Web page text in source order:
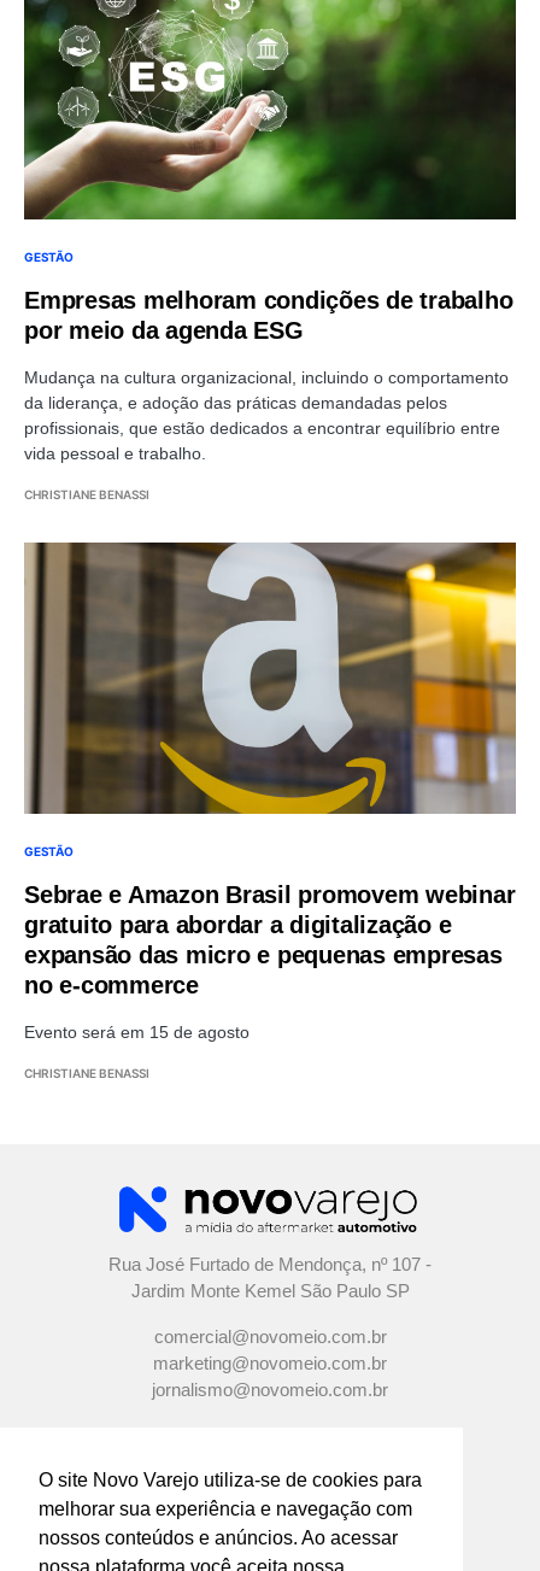
O site Novo Varejo utiliza-se de cookies para
melhorar sua experiência e navegação com
nossos conteúdos e anúncios. Ao acessar
GESTÃO
Empresas melhoram condições de trabalho
por meio da agenda ESG
Mudança na cultura organizacional, incluindo o comportamento
da liderança, e adoção das práticas demandadas pelos
profissionais, que estão dedicados a encontrar equilíbrio entre
vida pessoal e trabalho.
CHRISTIANE BENASSI
GESTÃO
Sebrae e Amazon Brasil promovem webinar
gratuito para abordar a digitalização e
expansão das micro e pequenas empresas
no e-commerce
Evento será em 15 de agosto
CHRISTIANE BENASSI
Rua José Furtado de Mendonça, nº 107 -
Jardim Monte Kemel São Paulo SP
comercial@novomeio.com.br
marketing@novomeio.com.br
jornalismo@novomeio.com.br
CONFIRA AS NOSSAS REDES
SOCIAIS